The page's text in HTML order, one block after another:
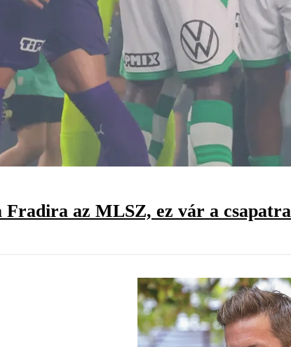
Fradira az MLSZ, ez vár a csapatra